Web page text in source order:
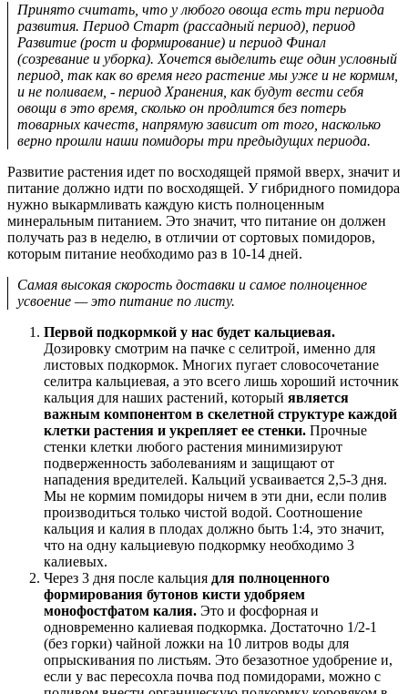
Принято считать, что у любого овоща есть три периода
развития. Период Старт (рассадный период), период
Развитие (рост и формирование) и период Финал
(созревание и уборка). Хочется выделить еще один условный
период, так как во время него растение мы уже и не кормим,
и не поливаем, - период Хранения, как будут вести себя
овощи в это время, сколько он продлится без потерь
товарных качеств, напрямую зависит от того, насколько
верно прошли наши помидоры три предыдущих периода.
Развитие растения идет по восходящей прямой вверх, значит и
питание должно идти по восходящей. У гибридного помидора
нужно выкармливать каждую кисть полноценным
минеральным питанием. Это значит, что питание он должен
получать раз в неделю, в отличии от сортовых помидоров,
которым питание необходимо раз в 10-14 дней.
Самая высокая скорость доставки и самое полноценное
усвоение — это питание по листу.
Первой подкормкой у нас будет кальциевая.
Дозировку смотрим на пачке с селитрой, именно для
листовых подкормок. Многих пугает словосочетание
селитра кальциевая, а это всего лишь хороший источник
кальция для наших растений, который является
важным компонентом в скелетной структуре каждой
клетки растения и укрепляет ее стенки. Прочные
стенки клетки любого растения минимизируют
подверженность заболеваниям и защищают от
нападения вредителей. Кальций усваивается 2,5-3 дня.
Мы не кормим помидоры ничем в эти дни, если полив
производиться только чистой водой. Соотношение
кальция и калия в плодах должно быть 1:4, это значит,
что на одну кальциевую подкормку необходимо 3
калиевых.
Через 3 дня после кальция для полноценного
формирования бутонов кисти удобряем
монофостфатом калия. Это и фосфорная и
одновременно калиевая подкормка. Достаточно 1/2-1
(без горки) чайной ложки на 10 литров воды для
опрыскивания по листьям. Это безазотное удобрение и,
если у вас пересохла почва под помидорами, можно с